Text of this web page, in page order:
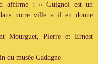
affirme : « Guignol est un
notre ville » il en donne
Mourguet, Pierre et Ernest
du musée Gadagne